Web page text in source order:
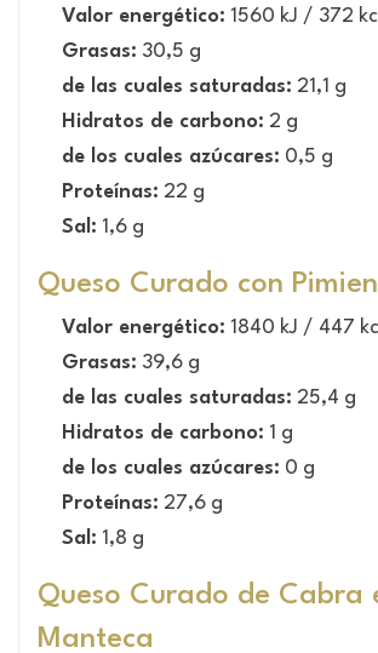
Valor energético: 1560 kJ / 372
Grasas: 30,5 g
de las cuales saturadas: 21,1 g
Hidratos de carbono: 2 g
de los cuales azúcares: 0,5 g
Proteínas: 22 g
Sal: 1,6 g
Queso Curado con
Valor energético: 1840 kJ / 447
Grasas: 39,6 g
de las cuales saturadas: 25,4 g
Hidratos de carbono: 1 g
de los cuales azúcares: 0 g
Proteínas: 27,6 g
Sal: 1,8 g
Queso Curado de Cabra
Manteca